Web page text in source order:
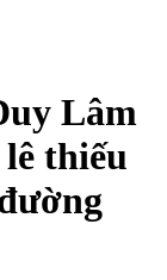
Lâm
thiếu